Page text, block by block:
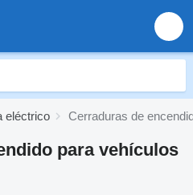
eléctrico Cerraduras de
para vehículos